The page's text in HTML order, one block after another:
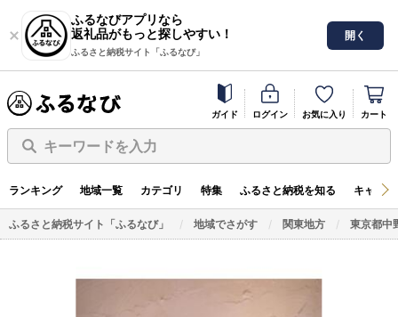
ふるなびアプリなら
返礼品がもっと探しやすい！
ふるさと納税サイト「ふるなび」
開く
ガイド ログイン お気に入り カート
キーワードを入力
ランキング 地域一覧 カテゴリ 特集 ふるさと納税を知る キャン
ふるさと納税サイト「ふるなび」 地域でさがす 関東地方 東京都中